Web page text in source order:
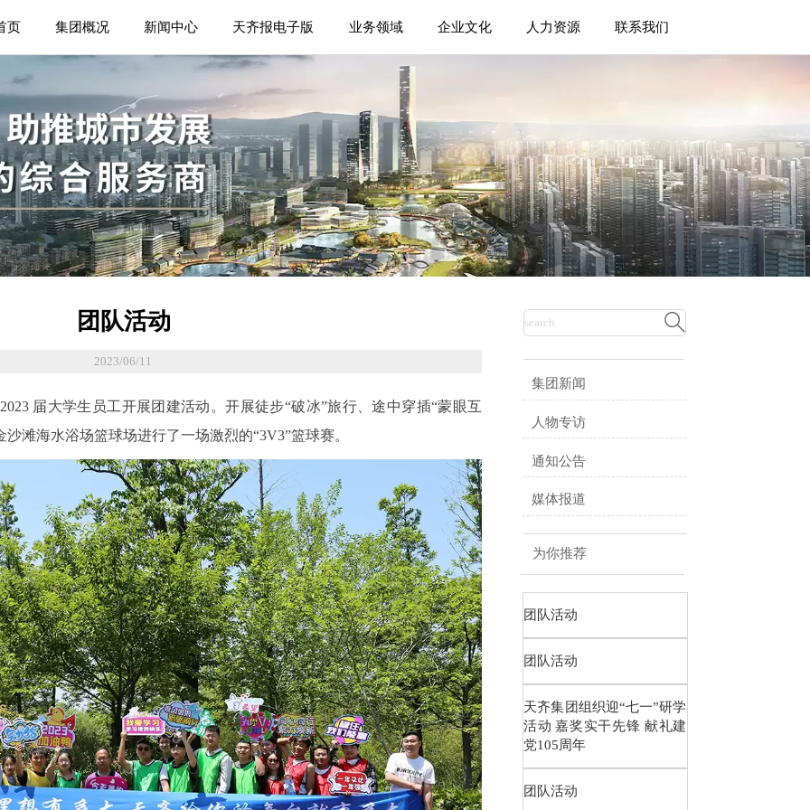
页 集团概况 新闻中心 天齐报电子版 业务领域 企业文化 人力资源 联系我们
团队活动
2023/06/11
届大学生员工开展团建活动。开展徒步“破冰”旅行、途中穿插“蒙眼互
滩海水浴场篮球场进行了一场激烈的“3V3”篮球赛。

集团新闻
人物专访
通知公告
媒体报道
为你推荐
团队活动
团队活动
天齐集团组织迎“七一”研学
活动 嘉奖实干先锋 献礼建
党105周年
团队活动